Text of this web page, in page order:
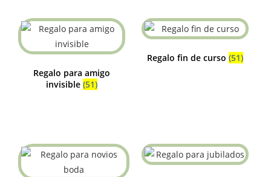
Regalo para amigo
invisible (51)
Regalo fin de curso (51)